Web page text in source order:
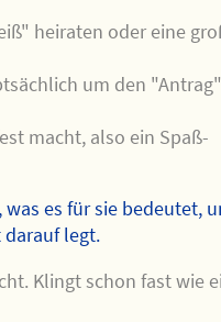
heiraten oder eine
um den "Antrag"
macht, also ein Spaß-
es für sie bedeutet,
darauf legt.
Klingt schon fast wie